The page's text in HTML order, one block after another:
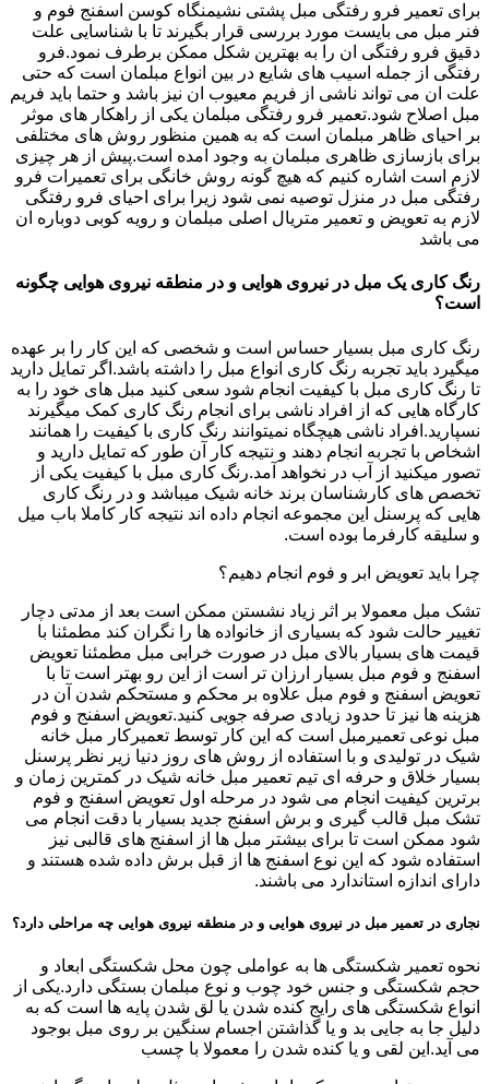
برای تعمیر فرو رفتگی مبل پشتی نشیمنگاه کوسن اسفنج فوم و
فنر مبل می بایست مورد بررسی قرار بگیرند تا با شناسایی علت
دقیق فرو رفتگی ان را به بهترین شکل ممکن برطرف نمود.فرو
رفتگی از جمله اسیب های شایع در بین انواع مبلمان است که حتی
علت ان می تواند ناشی از فریم معیوب ان نیز باشد و حتما باید فریم
مبل اصلاح شود.تعمیر فرو رفتگی مبلمان یکی از راهکار های موثر
بر احیای ظاهر مبلمان است که به همین منظور روش های مختلفی
برای بازسازی ظاهری مبلمان به وجود امده است.پیش از هر چیزی
لازم است اشاره کنیم که هیچ گونه روش خانگی برای تعمیرات فرو
رفتگی مبل در منزل توصیه نمی شود زیرا برای احیای فرو رفتگی
لازم به تعویض و تعمیر متریال اصلی مبلمان و رویه کوبی دوباره ان
می باشد
رنگ کاری یک مبل در نیروی هوایی و در منطقه نیروی هوایی چگونه
است؟
رنگ کاری مبل بسیار حساس است و شخصی که این کار را بر عهده
میگیرد باید تجربه رنگ کاری انواع مبل را داشته باشد.اگر تمایل دارید
تا رنگ کاری مبل با کیفیت انجام شود سعی کنید مبل های خود را به
کارگاه هایی که از افراد ناشی برای انجام رنگ کاری کمک میگیرند
نسپارید.افراد ناشی هیچگاه نمیتوانند رنگ کاری با کیفیت را همانند
اشخاص با تجربه انجام دهند و نتیجه کار آن طور که تمایل دارید و
تصور میکنید از آب در نخواهد آمد.رنگ کاری مبل با کیفیت یکی از
تخصص های کارشناسان برند خانه شیک میباشد و در رنگ کاری
هایی که پرسنل این مجموعه انجام داده اند نتیجه کار کاملا باب میل
و سلیقه کارفرما بوده است.
چرا باید تعویض ابر و فوم انجام دهیم؟
تشک مبل معمولا بر اثر زیاد نشستن ممکن است بعد از مدتی دچار
تغییر حالت شود که بسیاری از خانواده ها را نگران کند مطمئنا با
قیمت های بسیار بالای مبل در صورت خرابی مبل مطمئنا تعویض
اسفنج و فوم مبل بسیار ارزان تر است از این رو بهتر است تا با
تعویض اسفنج و فوم مبل علاوه بر محکم و مستحکم شدن آن در
هزینه ها نیز تا حدود زیادی صرفه جویی کنید.تعویض اسفنج و فوم
مبل نوعی تعمیرمبل است که این کار توسط تعمیرکار مبل خانه
شیک در تولیدی و با استفاده از روش های روز دنیا زیر نظر پرسنل
بسیار خلاق و حرفه ای تیم تعمیر مبل خانه شیک در کمترین زمان و
برترین کیفیت انجام می شود در مرحله اول تعویض اسفنج و فوم
تشک مبل قالب گیری و برش اسفنج جدید بسیار با دقت انجام می
شود ممکن است تا برای بیشتر مبل ها از اسفنج های قالبی نیز
استفاده شود که این نوع اسفنج ها از قبل برش داده شده هستند و
دارای اندازه استاندارد می باشند.
نجاری در تعمیر مبل در نیروی هوایی و در منطقه نیروی هوایی چه مراحلی دارد؟
نحوه تعمیر شکستگی ها به عواملی چون محل شکستگی ابعاد و
حجم شکستگی و جنس خود چوب و نوع مبلمان بستگی دارد.یکی از
انواع شکستگی های رایج کنده شدن یا لق شدن پایه ها است که به
دلیل جا به جایی بد و یا گذاشتن اجسام سنگین بر روی مبل بوجود
می آید.این لقی و یا کنده شدن را معمولا با چسب